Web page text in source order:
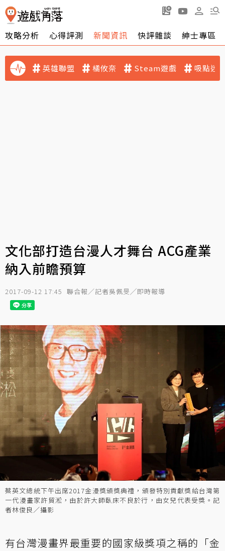
攻略分析 心得評測 新聞資訊 快評雜談 紳士專區
英雄聯盟 橘攸奈 Steam遊戲 吸點迷
文化部打造台漫人才舞台 ACG產業
納入前瞻預算
2017-09-12 17:45 聯合報／記者吳佩旻╱即時報導
蔡英文總統下午出席2017金漫獎頒獎典禮，頒發特別貢獻獎給台灣第
一代漫畫家許貿淞，由於許大師臥床不良於行，由女兒代表受獎。記
者林俊良／攝影
有台灣漫畫界最重要的國家級獎項之稱的「金